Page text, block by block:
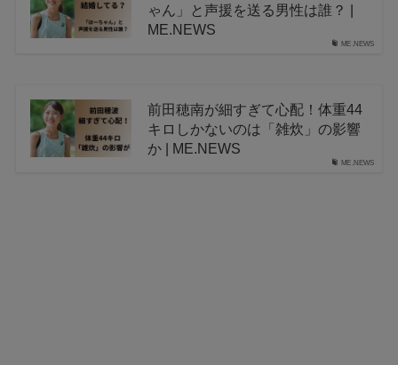
ME.NEWS
ゃん」と声援を送る男性は誰？ |
ME.NEWS
ME.NEWS
前田穂南が細すぎて心配！体重44
キロしかないのは「雑炊」の影響
か | ME.NEWS